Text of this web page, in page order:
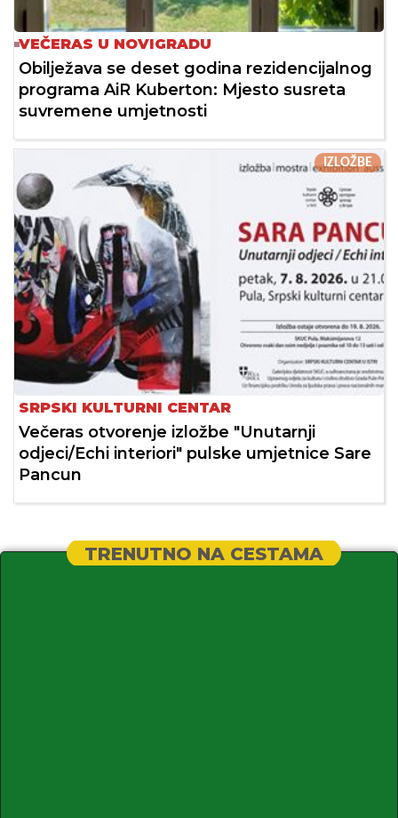
VEČERAS U NOVIGRADU
Obilježava se deset godina rezidencijalnog
programa AiR Kuberton: Mjesto susreta
suvremene umjetnosti
IZLOŽBE
SRPSKI KULTURNI CENTAR
Večeras otvorenje izložbe "Unutarnji
odjeci/Echi interiori" pulske umjetnice Sare
Pancun
TRENUTNO NA CESTAMA